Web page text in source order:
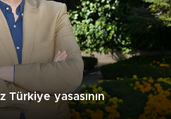
Türkiye yasasının